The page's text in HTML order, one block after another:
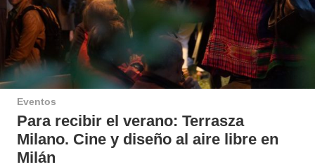
Eventos
Para recibir el verano: Terrasza
Milano. Cine y diseño al aire libre en
Milán